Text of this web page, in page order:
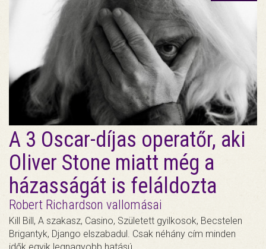
A 3 Oscar-díjas operatőr, aki
Oliver Stone miatt még a
házasságát is feláldozta
Robert Richardson vallomásai
Kill Bill, A szakasz, Casino, Született gyilkosok, Becstelen
Brigantyk, Django elszabadul. Csak néhány cím minden